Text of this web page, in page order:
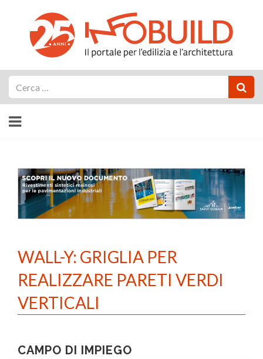
WALL-Y: GRIGLIA PER
REALIZZARE PARETI VERDI
VERTICALI
CAMPO DI IMPIEGO